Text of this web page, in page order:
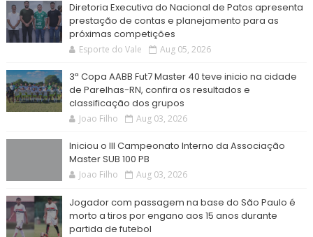
Diretoria Executiva do Nacional de Patos apresenta
prestação de contas e planejamento para as
próximas competições
Esporte do Vale Aug 05, 2026
3ª Copa AABB Fut7 Master 40 teve inicio na cidade
de Parelhas-RN, confira os resultados e
classificação dos grupos
Joao Filho Aug 03, 2026
Iniciou o III Campeonato Interno da Associação
Master SUB 100 PB
Joao Filho Aug 03, 2026
Jogador com passagem na base do São Paulo é
morto a tiros por engano aos 15 anos durante
partida de futebol